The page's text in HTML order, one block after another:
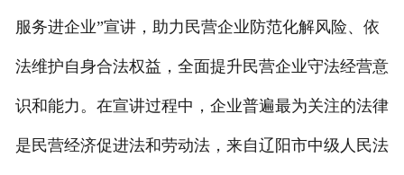
服务进企业”宣讲，助力民营企业防范化解风险、依
法维护自身合法权益，全面提升民营企业守法经营意
识和能力。在宣讲过程中，企业普遍最为关注的法律
是民营经济促进法和劳动法，来自辽阳市中级人民法